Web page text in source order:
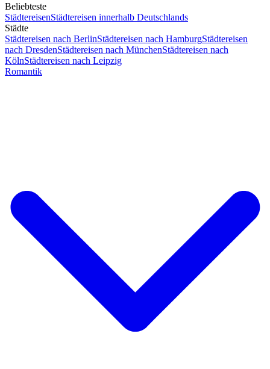
Beliebteste
StädtereisenStädtereisen innerhalb Deutschlands
Städte
Städtereisen nach BerlinStädtereisen nach HamburgStädtereisen
nach DresdenStädtereisen nach MünchenStädtereisen nach
KölnStädtereisen nach Leipzig
Romantik